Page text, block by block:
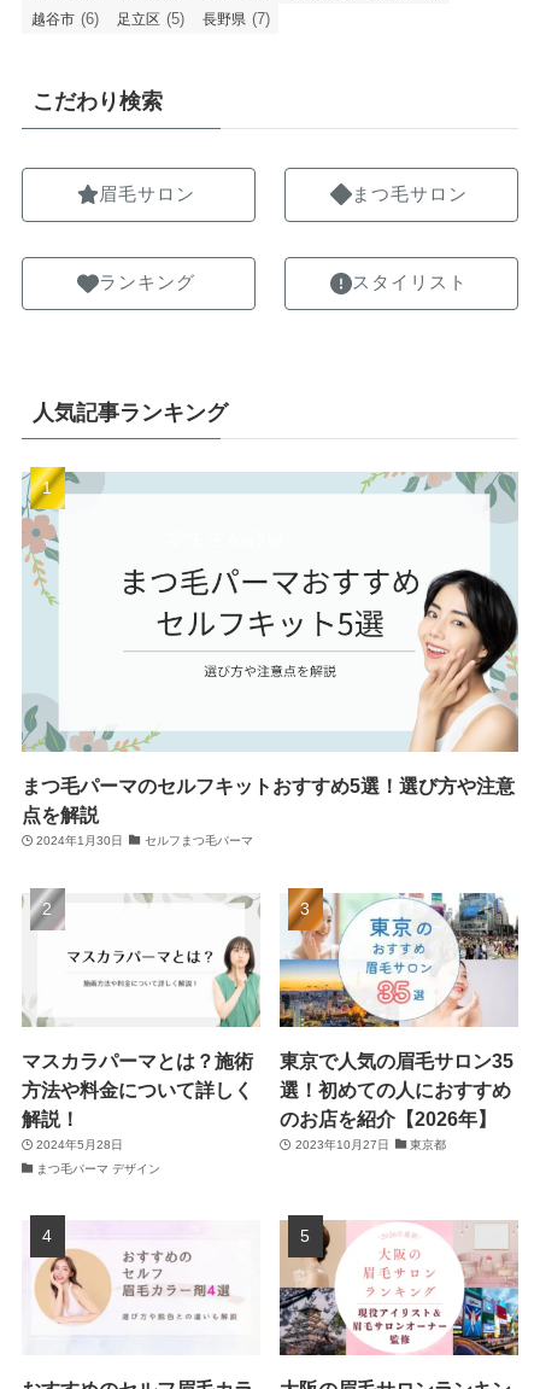
越谷市 (6) 足立区 (5) 長野県 (7)
こだわり検索
眉毛サロン
ランキング
まつ毛サロン
スタイリスト
人気記事ランキング
まつ毛パーマのセルフキットおすすめ5選！選び方や注意
点を解説
2024年1月30日 セルフまつ毛パーマ
マスカラパーマとは？施術
方法や料金について詳しく
解説！
2024年5月28日
まつ毛パーマ デザイン
東京で人気の眉毛サロン35
選！初めての人におすすめ
のお店を紹介【2026年】
2023年10月27日 東京都